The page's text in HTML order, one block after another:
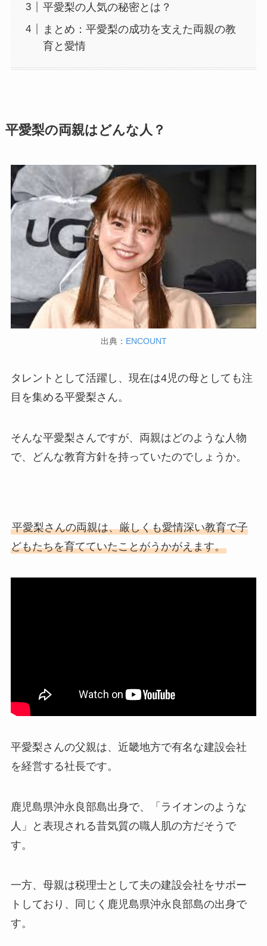
平愛梨の人気の秘密とは？
まとめ：平愛梨の成功を支えた両親の教
育と愛情
平愛梨の両親はどんな人？
出典： ENCOUNT
タレントとして活躍し、現在は4児の母としても注
目を集める平愛梨さん。
そんな平愛梨さんですが、両親はどのような人物
で、どんな教育方針を持っていたのでしょうか。
平愛梨さんの両親は、厳しくも愛情深い教育で子
どもたちを育てていたことがうかがえます。
平愛梨さんの父親は、近畿地方で有名な建設会社
を経営する社長です。
鹿児島県沖永良部島出身で、「ライオンのような
人」と表現される昔気質の職人肌の方だそうで
す。
一方、母親は税理士として夫の建設会社をサポー
トしており、同じく鹿児島県沖永良部島の出身で
す。